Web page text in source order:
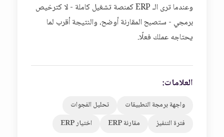
وعندما ترى الـ ERP كمنصة تشغيل كاملة - لا كترخيص
برمجي - ستصبح المقارنة أوضح، والنتيجة أقرب لما
يحتاجه عملك فعلًا.
العلامات:
واجهة برمجة التطبيقات
تحليل الفجوات
فترة التنفيز
مقارنة ERP اختيار ERP